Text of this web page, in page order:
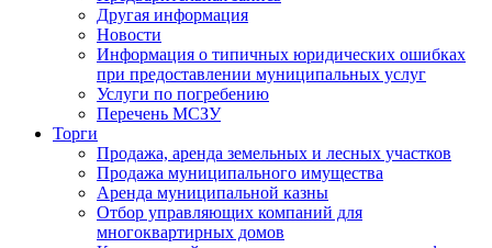
Другая информация
Новости
Информация о типичных юридических ошибках
при предоставлении муниципальных услуг
Услуги по погребению
Перечень МСЗУ
Торги
Продажа, аренда земельных и лесных участков
Продажа муниципального имущества
Аренда муниципальной казны
Отбор управляющих компаний для
многоквартирных домов